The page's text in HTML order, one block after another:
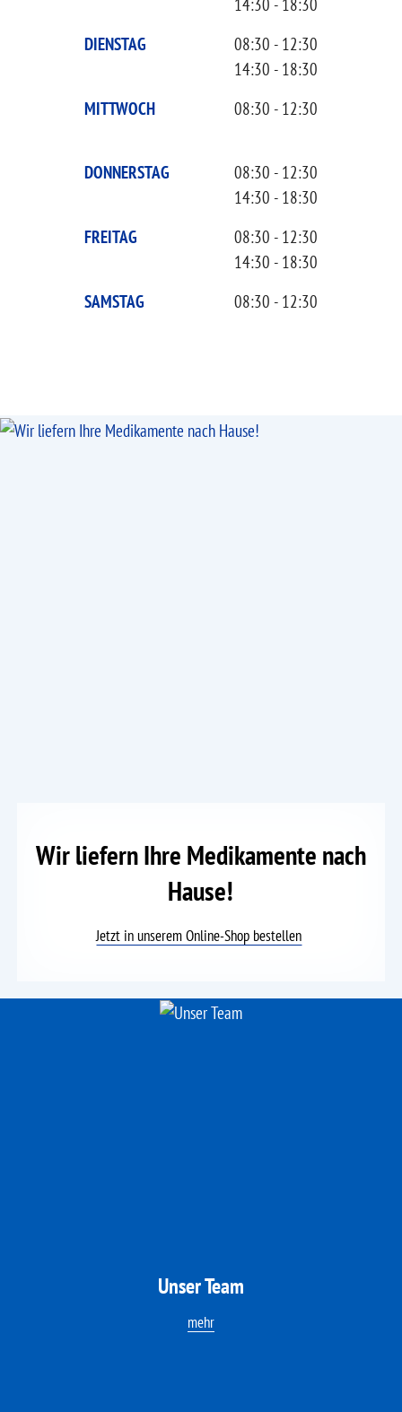
14:30 - 18:30
DIENSTAG
08:30 - 12:30
14:30 - 18:30
MITTWOCH
08:30 - 12:30
DONNERSTAG
08:30 - 12:30
14:30 - 18:30
FREITAG
08:30 - 12:30
14:30 - 18:30
SAMSTAG
08:30 - 12:30
Wir liefern Ihre Medikamente nach
Hause!
Jetzt in unserem Online-Shop bestellen
Unser Team
mehr